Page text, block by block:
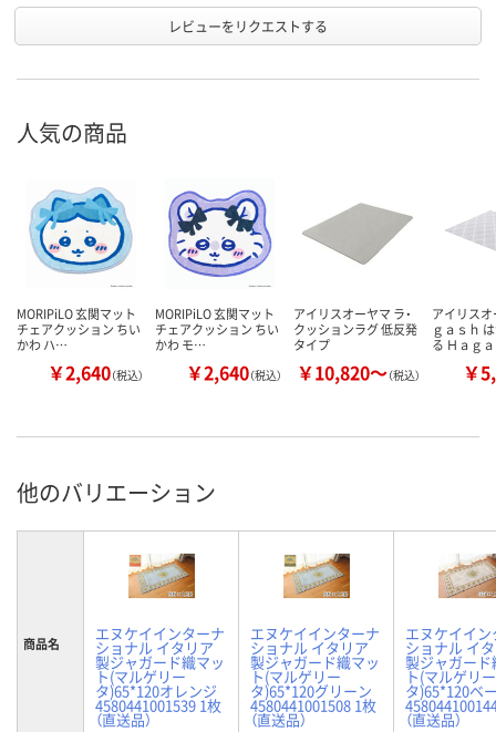
レビューをリクエストする
人気の商品
MORIPiLO 玄関マット
チェアクッション ちい
かわ ハ…
￥2,640（税込）
MORIPiLO 玄関マット
チェアクッション ちい
かわ モ…
￥2,640（税込）
アイリスオーヤマ ラ・
クッションラグ 低反発
タイプ
￥10,820～（税込）
アイリス
ｇａｓｈ
る Ｈａｇ
￥
他のバリエーション
商品名 エヌケイインターナ
ショナル イタリア
製ジャガード織マッ
ト(マルゲリー
タ)65*120オレンジ
4580441001539 1枚
（直送品）
エヌケイインターナ
ショナル イタリア
製ジャガード織マッ
ト(マルゲリー
タ)65*120グリーン
4580441001508 1枚
（直送品）
エヌケイイ
ショナル イ
製ジャガード
ト(マルゲリー
タ)65*120ベ
（直送品）